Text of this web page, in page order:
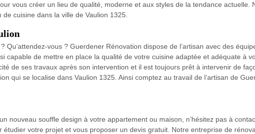
vous créer un lieu de qualité, moderne et aux styles de la tendance actuelle.
cuisine dans la ville de Vaulion 1325.
vous ? Guerdener Rénovation dispose de l’artisan avec des
de mettre en place la qualité de votre cuisine adaptée et adéquate à
de ses travaux après son intervention et il est toujours prêt à intervenir de
qui se localise dans Vaulion 1325. Ainsi comptez au travail de l’artisan de
nouveau souffle design à votre appartement ou maison, n’hésitez pas à
votre projet et vous proposer un devis gratuit. Notre entreprise de